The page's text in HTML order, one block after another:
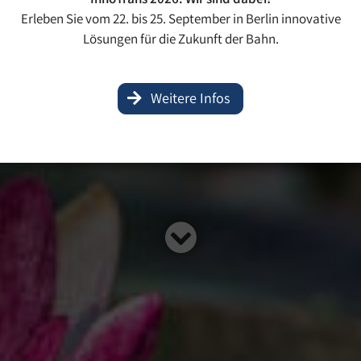
Erleben Sie vom 22. bis 25. September in Berlin innovative
Lösungen für die Zukunft der Bahn.
Weitere Infos